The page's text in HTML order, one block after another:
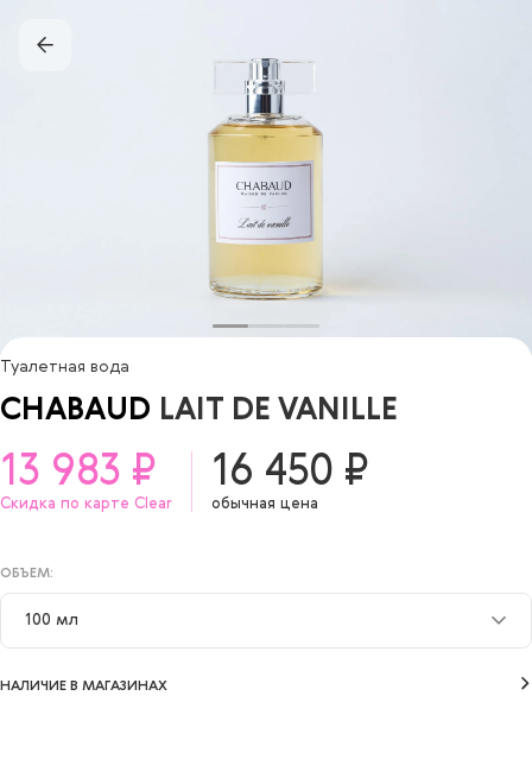
Туалетная вода
CHABAUD LAIT DE VANILLE
ОБЪЕМ:
100 мл
30 мл
13 983 ₽
Скидка по карте Clear
16 450 ₽
обычная цена
НАЛИЧИЕ В МАГАЗИНАХ